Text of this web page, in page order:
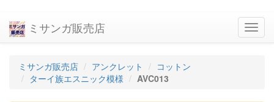
ミサンガ販売店
ミサンガ販売店 アンクレット
コットン
ターイ族エスニック模様
AVC013